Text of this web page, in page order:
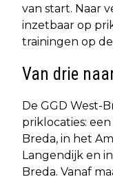
van start. Naar
inzetbaar op
trainingen op
Van drie
De GGD West-
priklocaties:
Breda, in het
Langendijk en
Breda. Vanaf